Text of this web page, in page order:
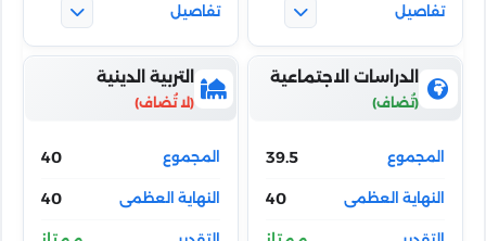
الدراسات الاجتماعية
39.5
40
التربية الدينية
40
40